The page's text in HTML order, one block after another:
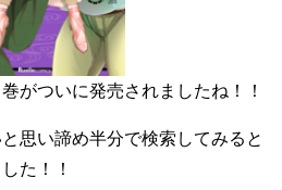
がついに発売されましたね！！
思い諦め半分で検索してみると
た！！